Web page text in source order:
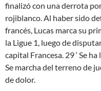
finalizó con una derrota
rojiblanco. Al haber sido
francés, Lucas marca su
la Ligue 1, luego de
capital Francesa. 29 ‘ Se
Se marcha del terreno de
de dolor.